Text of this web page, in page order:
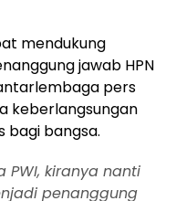
mendukung
jawab HPN
pers
keberlangsungan
bagi bangsa.
PWI, kiranya nanti
penanggung